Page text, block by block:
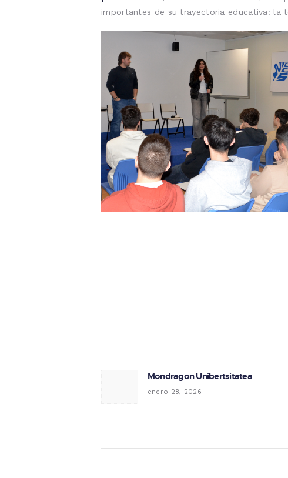
importantes de su trayectoria educativa: la
Previous post:
Mondragon Unibertsitatea
enero 28, 2026